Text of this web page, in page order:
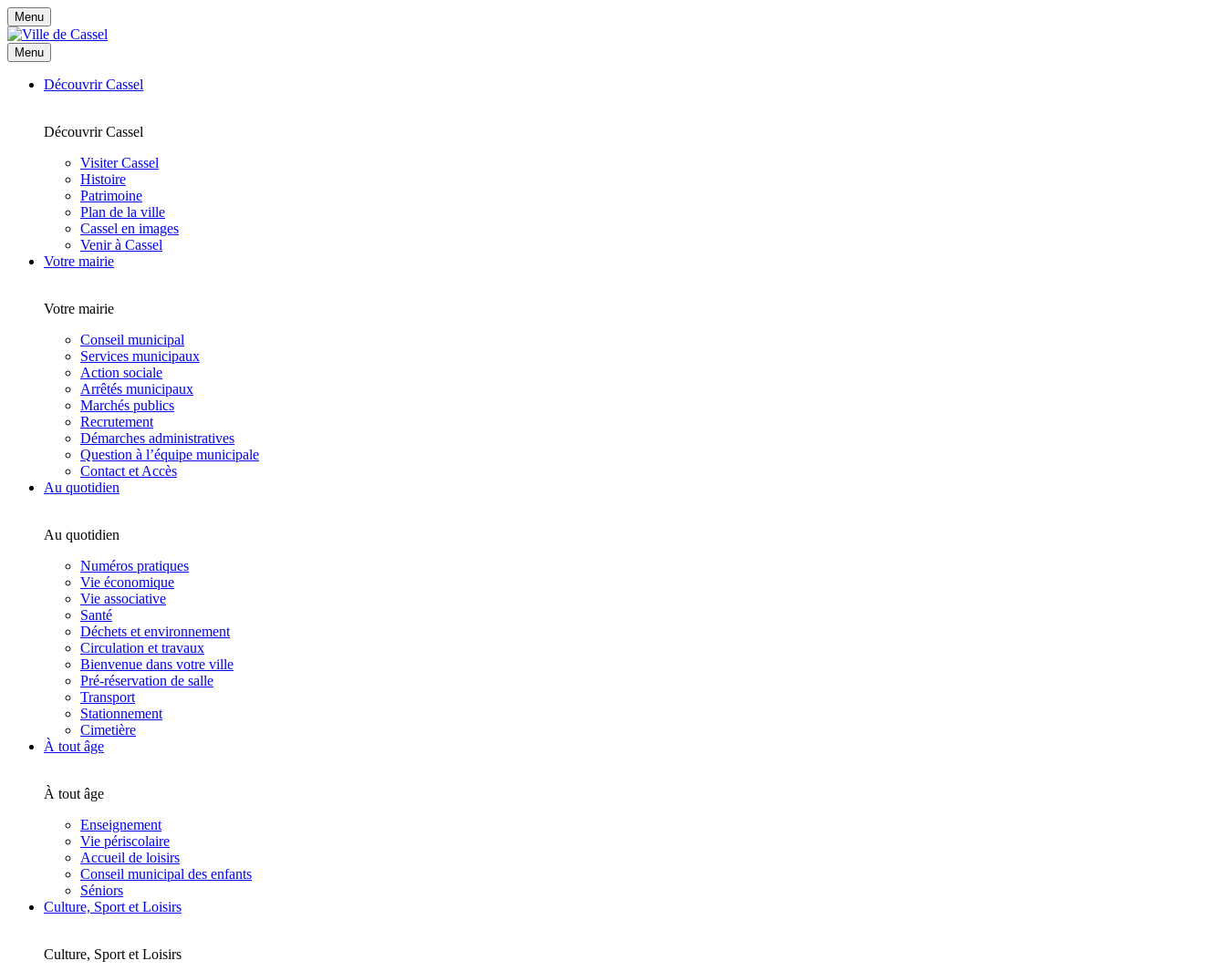
Menu
Menu
Découvrir Cassel
Découvrir Cassel
Visiter Cassel
Histoire
Patrimoine
Plan de la ville
Cassel en images
Venir à Cassel
Votre mairie
Votre mairie
Conseil municipal
Services municipaux
Action sociale
Arrêtés municipaux
Marchés publics
Recrutement
Démarches administratives
Question à l’équipe municipale
Contact et Accès
Au quotidien
Au quotidien
Numéros pratiques
Vie économique
Vie associative
Santé
Déchets et environnement
Circulation et travaux
Bienvenue dans votre ville
Pré-réservation de salle
Transport
Stationnement
Cimetière
À tout âge
À tout âge
Enseignement
Vie périscolaire
Accueil de loisirs
Conseil municipal des enfants
Séniors
Culture, Sport et Loisirs
Culture, Sport et Loisirs